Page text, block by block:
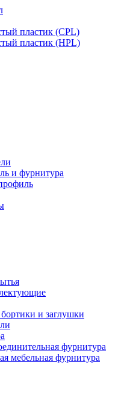
пластик (CPL)
пластик (HPL)
и фурнитура
и заглушки
фурнитура
мебельная фурнитура